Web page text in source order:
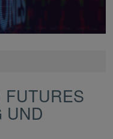
FUTURES
UND